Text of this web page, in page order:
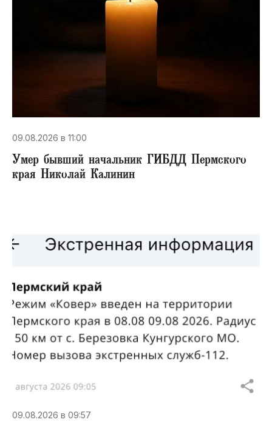
09.08.2026 в 11:00
Умер бывший начальник ГИБДД Пермского
края Николай Калинин
09.08.2026 в 09:57